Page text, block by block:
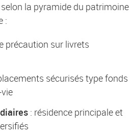
la pyramide du patrimoine
:
précaution sur livrets
sécurisés type fonds
: résidence principale et